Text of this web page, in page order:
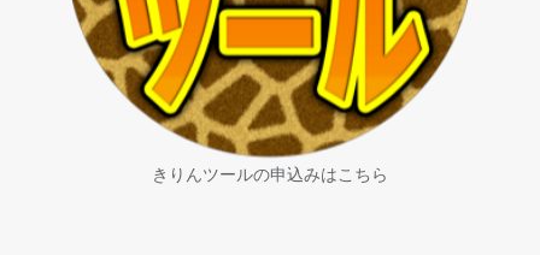
きりんツールの申込みはこちら